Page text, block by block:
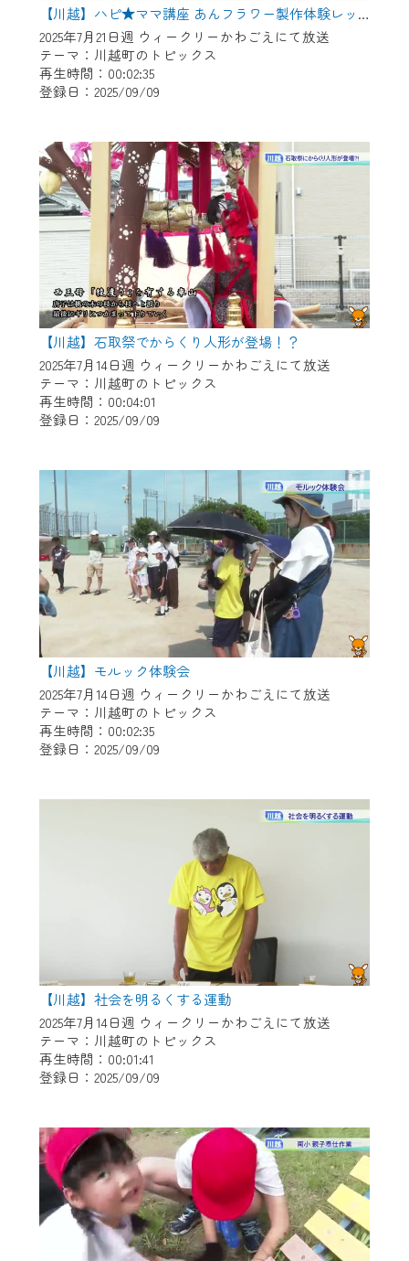
【川越】ハピ★ママ講座 あんフラワー製作体験レッスン
2025年7月21日週 ウィークリーかわごえにて放送
テーマ：川越町のトピックス
再生時間：00:02:35
登録日：2025/09/09
【川越】石取祭でからくり人形が登場！？
2025年7月14日週 ウィークリーかわごえにて放送
テーマ：川越町のトピックス
再生時間：00:04:01
登録日：2025/09/09
【川越】モルック体験会
2025年7月14日週 ウィークリーかわごえにて放送
テーマ：川越町のトピックス
再生時間：00:02:35
登録日：2025/09/09
【川越】社会を明るくする運動
2025年7月14日週 ウィークリーかわごえにて放送
テーマ：川越町のトピックス
再生時間：00:01:41
登録日：2025/09/09
＜メンテナンス情報＞
CCNetWebTVのリニューアルにともないメ
ンテナンス作業を予定しています。
作業の間は、CCNetWebTVの画面が「メン
テナンス中」になり、ご利用いただけませ
ん。
ご不便をおかけいたしますが、ご了承の程
よろしくお願いいたします。